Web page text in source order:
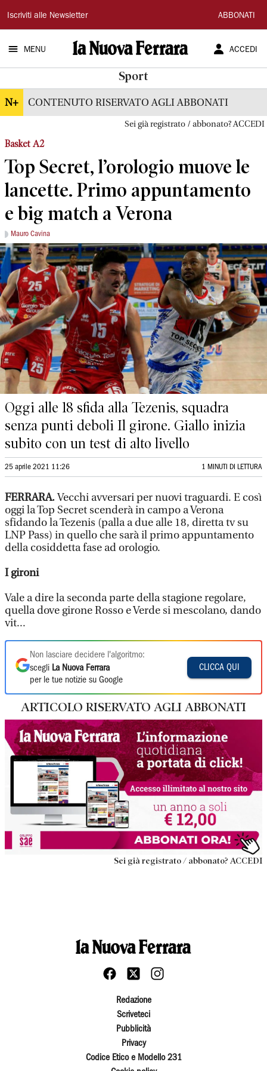
La
Nuova
Ferrara
Iscriviti alle Newsletter ABBONATI
MENU ACCEDI
Sport
N+ CONTENUTO RISERVATO AGLI ABBONATI
Sei già registrato / abbonato? ACCEDI
Basket A2
Top Secret, l’orologio muove le
lancette. Primo appuntamento
e big match a Verona
Mauro Cavina
Oggi alle 18 sfida alla Tezenis, squadra
senza punti deboli Il girone. Giallo inizia
subito con un test di alto livello
25 aprile 2021 11:26 1 MINUTI DI LETTURA
FERRARA.Vecchi avversari per nuovi traguardi. E così
oggi la Top Secret scenderà in campo a Verona
sfidando la Tezenis (palla a due alle 18, diretta tv su
LNP Pass) in quello che sarà il primo appuntamento
della cosiddetta fase ad orologio.
I gironi
Vale a dire la seconda parte della stagione regolare,
quella dove girone Rosso e Verde si mescolano, dando
vit...
Non lasciare decidere l'algoritmo:
scegli La Nuova Ferrara
per le tue notizie su Google
CLICCA QUI
ARTICOLO RISERVATO AGLI ABBONATI
Sei già registrato / abbonato? ACCEDI
Redazione
Scriveteci
Pubblicità
Privacy
Codice Etico e Modello 231